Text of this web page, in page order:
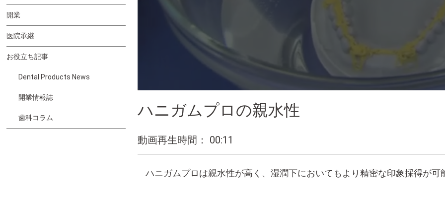
開業
医院承継
お役立ち記事
Dental Products News
開業情報誌
歯科コラム ハニガムプロの親水性
動画再生時間： 00:11
ハニガムプロは親水性が高く、湿潤下においてもより精密な印象採得が可